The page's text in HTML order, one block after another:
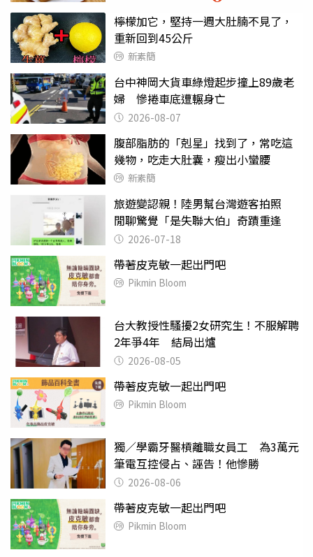
檸檬加它，堅持一週大肚腩不見了，
重新回到45公斤
新素簡
台中神岡大貨車綠燈起步撞上89歲老
婦 慘捲車底遭輾身亡
2026-08-07
腹部脂肪的「剋星」找到了，常吃這
幾物，吃走大肚囊，瘦出小蠻腰
新素簡
旅遊變認親！陸男幫台灣遊客拍照
閒聊驚覺「是失聯大伯」奇蹟重逢
2026-07-18
帶著皮克敏一起出門吧
Pikmin Bloom
台大教授性騷擾2女研究生！不服解聘
2年爭4年 結局出爐
2026-08-05
帶著皮克敏一起出門吧
Pikmin Bloom
獨／學霸牙醫槓離職女員工 為3萬元
筆電互控侵占、誣告！他慘勝
2026-08-06
帶著皮克敏一起出門吧
Pikmin Bloom